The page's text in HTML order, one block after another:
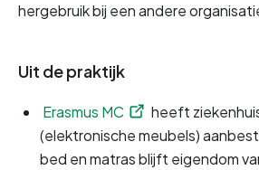
hergebruik bij een andere
Uit de praktijk
Erasmus MC
heeft
(elektronische meubels)
bed en matras blijft eigendom